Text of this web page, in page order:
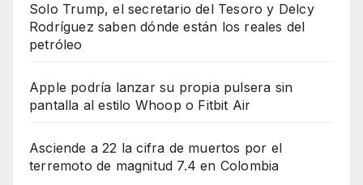
Solo Trump, el secretario del Tesoro y Delcy
Rodríguez saben dónde están los reales del
petróleo
Apple podría lanzar su propia pulsera sin
pantalla al estilo Whoop o Fitbit Air
Asciende a 22 la cifra de muertos por el
terremoto de magnitud 7.4 en Colombia